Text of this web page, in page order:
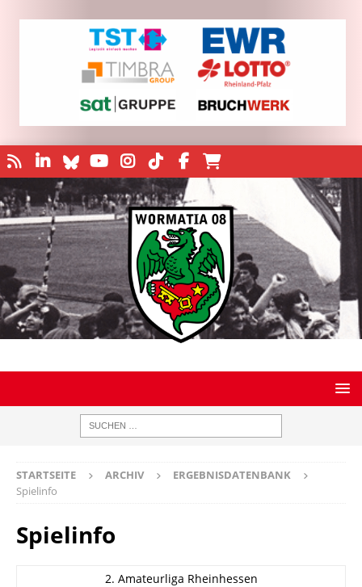
STARTSEITE ARCHIV
ERGEBNISDATENBANK
Spielinfo
Spielinfo
2. Amateurliga Rheinhessen